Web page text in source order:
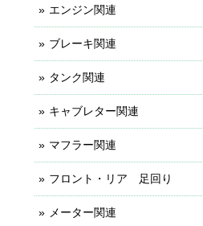
エンジン関連
ブレーキ関連
タンク関連
キャブレター関連
マフラー関連
フロント・リア 足回り
メーター関連